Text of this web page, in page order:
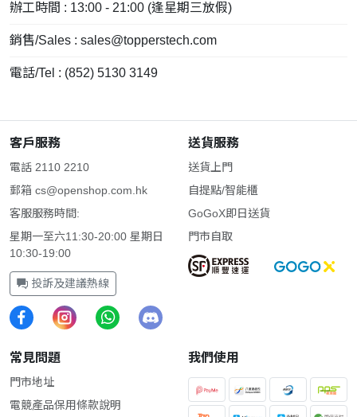
辦工時間 : 13:00 - 21:00 (逢星期三放假)
銷售/Sales : sales@topperstech.com
電話/Tel : (852) 5130 3149
客戶服務
電話 2110 2210
郵箱 cs@openshop.com.hk
客服服務時間:
星期一至六11:30-20:00 星期日
10:30-19:00
投訴及建議熱線
送貨服務
送貨上門
自提點/智能櫃
GoGoX即日送貨
門市自取
常見問題
門市地址
電競產品保用條款說明
我們使用